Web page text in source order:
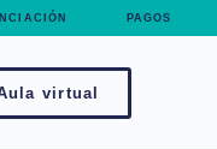
PAGOS
virtual